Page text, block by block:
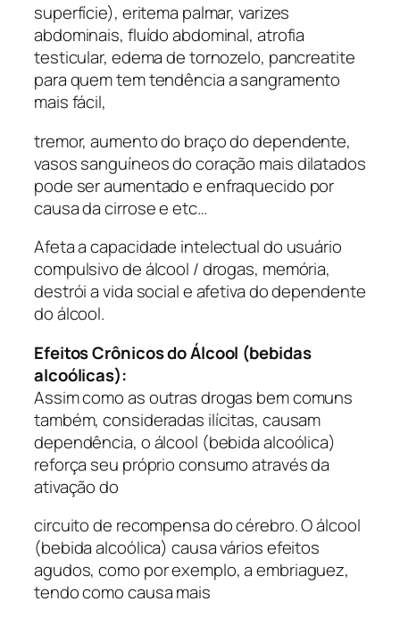
superfície), eritema palmar, varizes
abdominais, fluído abdominal, atrofia
testicular, edema de tornozelo, pancreatite
para quem tem tendência a sangramento
mais fácil,
tremor, aumento do braço do dependente,
vasos sanguíneos do coração mais dilatados
pode ser aumentado e enfraquecido por
causa da cirrose e etc…
Afeta a capacidade intelectual do usuário
compulsivo de álcool / drogas, memória,
destrói a vida social e afetiva do dependente
do álcool.
Efeitos Crônicos do Álcool (bebidas
alcoólicas):
Assim como as outras drogas bem comuns
também, consideradas ilícitas, causam
dependência, o álcool (bebida alcoólica)
reforça seu próprio consumo através da
ativação do
circuito de recompensa do cérebro. O álcool
(bebida alcoólica) causa vários efeitos
agudos, como por exemplo, a embriaguez,
tendo como causa mais